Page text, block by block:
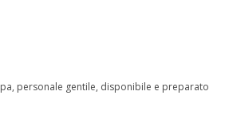
personale gentile, disponibile e preparato